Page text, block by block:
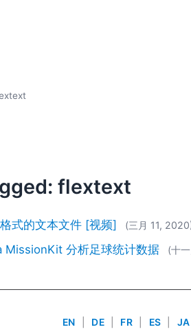
flextext
式的文本文件 [视频] (三月 11,
MissionKit 分析足球统计数据 (十
EN DE FR ES JA